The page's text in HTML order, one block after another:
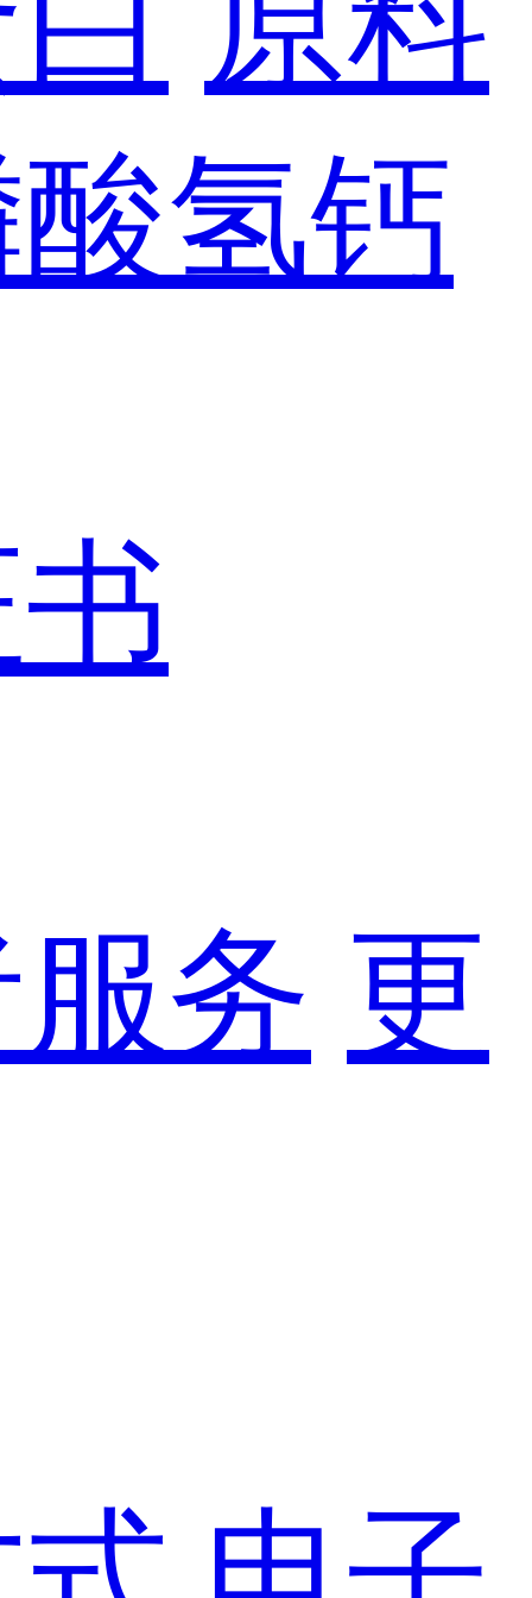
氢钙
务 更